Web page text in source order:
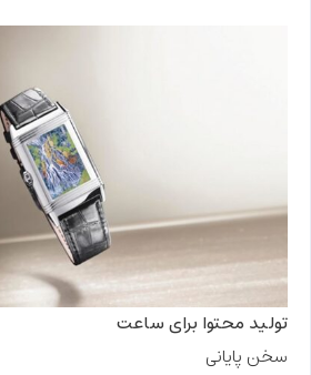
تولید محتوا برای ساعت
سخن پایانی